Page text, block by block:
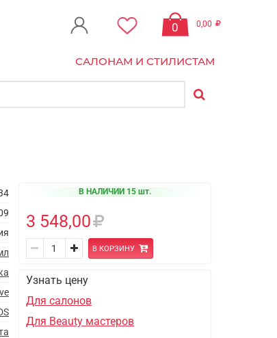
0 0,00
САЛОНАМ И СТИЛИСТАМ
В НАЛИЧИИ 15 шт.
3 548,00
В КОРЗИНУ
Узнать цену
Для салонов
Для Beauty мастеров